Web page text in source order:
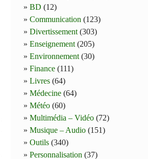
BD (12)
Communication (123)
Divertissement (303)
Enseignement (205)
Environnement (30)
Finance (111)
Livres (64)
Médecine (64)
Météo (60)
Multimédia – Vidéo (72)
Musique – Audio (151)
Outils (340)
Personnalisation (37)